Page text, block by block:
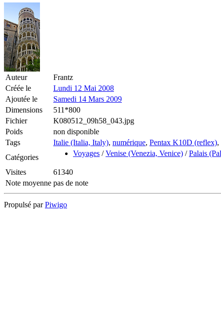
Auteur
Frantz
Créée le
Lundi 12 Mai 2008
Ajoutée le
Samedi 14 Mars 2009
Dimensions
511*800
Fichier
K080512_09h58_043.jpg
Poids
non disponible
Tags
Italie (Italia, Italy), numérique, Pentax K10D (reflex),
Catégories
Voyages /Venise (Venezia, Venice) /Palais
Visites
61340
Note moyenne pas de note
Propulsé parPiwigo